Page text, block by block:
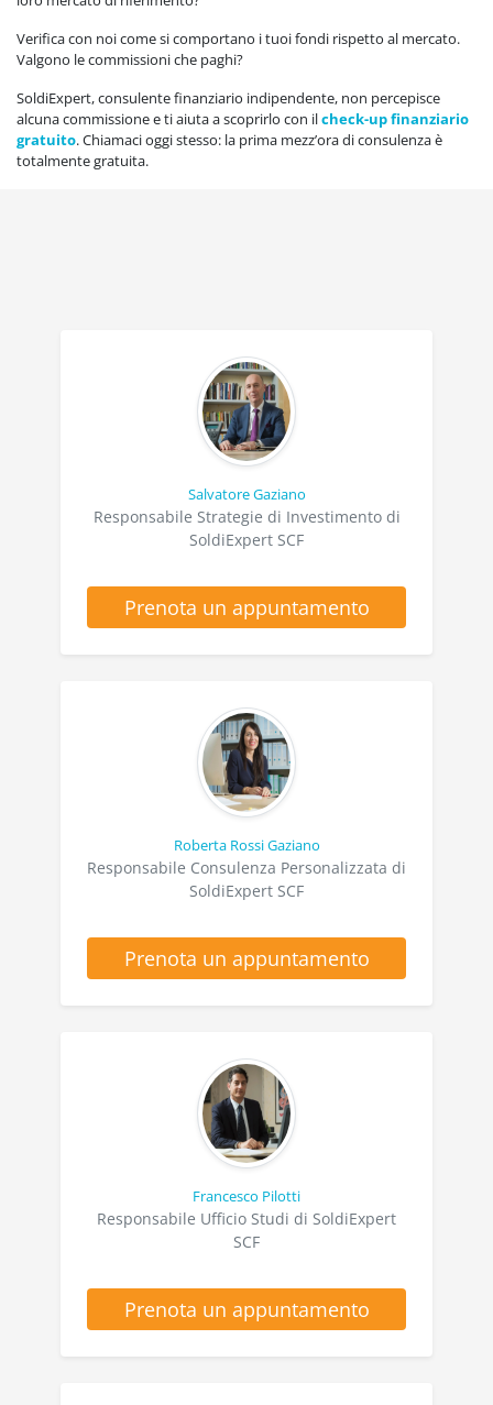
Verifica con noi come si comportano i tuoi fondi rispetto al mercato.
Valgono le commissioni che paghi?
SoldiExpert, consulente finanziario indipendente, non percepisce
alcuna commissione e ti aiuta a scoprirlo con ilcheck-up finanziario
gratuito. Chiamaci oggi stesso: la prima mezz’ora di consulenza è
totalmente gratuita.
Salvatore Gaziano
Responsabile Strategie di Investimento di
SoldiExpert SCF
Prenota un appuntamento
Roberta Rossi Gaziano
Responsabile Consulenza Personalizzata di
SoldiExpert SCF
Prenota un appuntamento
Francesco Pilotti
Responsabile Ufficio Studi di SoldiExpert
SCF
Prenota un appuntamento